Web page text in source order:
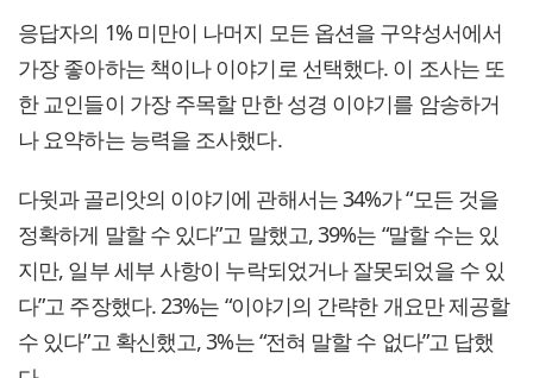
응답자의 1% 미만이 나머지 모든 옵션을 구약성서에서
가장 좋아하는 책이나 이야기로 선택했다. 이 조사는 또
한 교인들이 가장 주목할 만한 성경 이야기를 암송하거
나 요약하는 능력을 조사했다.
다윗과 골리앗의 이야기에 관해서는 34%가 “모든 것을
정확하게 말할 수 있다”고 말했고, 39%는 “말할 수는 있
지만, 일부 세부 사항이 누락되었거나 잘못되었을 수 있
다”고 주장했다. 23%는 “이야기의 간략한 개요만 제공할
수 있다”고 확신했고, 3%는 “전혀 말할 수 없다”고 답했